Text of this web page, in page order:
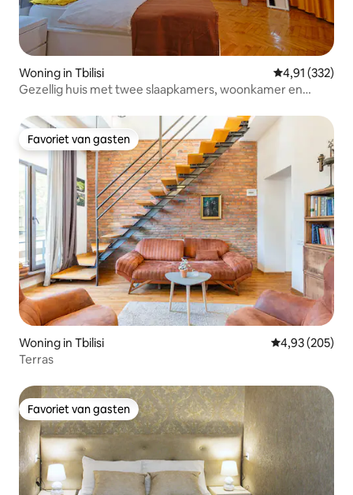
Woning in Tbilisi Gemiddelde
4,91 (332)
Gezellig huis met twee slaapkamers, woonkamer en
Favoriet van gasten
Favoriet van gasten
Woning in Tbilisi Gemiddelde
4,93 (205)
Terras
Favoriet van gasten
Favoriet van gasten